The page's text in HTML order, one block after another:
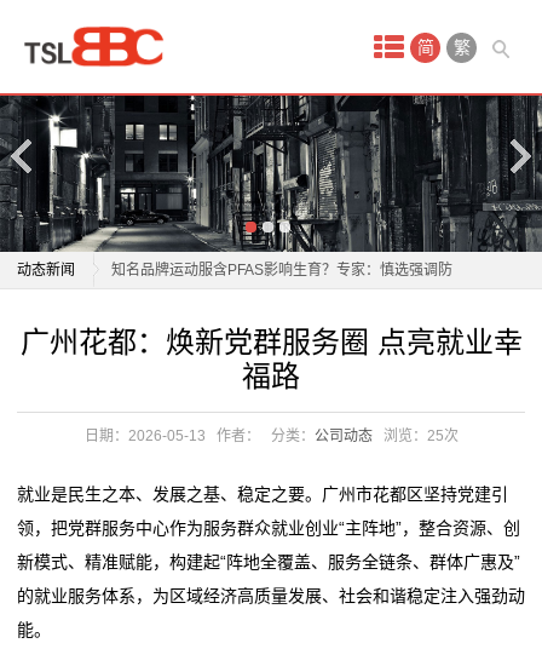
简 繁
动态新闻
广州花都：焕新党群服务圈 点亮就业幸福路
知名品牌运动服含PFAS影响生育？专家：慎选强调防
啄木鸟观察｜“用完即退”的演出服，谁来买单？
开服畅销 Top 6：流水 70 亿的大厂，做了款被骂的原神
Like
女子称花两万多元购买的LV羽绒服，仅穿3小时就掉色
了！门店：LV服装“不能出
女子称花两万多购买羽绒服，仅穿3小时掉色，门店回
应
知名品牌运动服含PFAS影响生育？专家：慎选强调防
啄木鸟观察｜“用完即退”的演出服，谁来买单？
Like
石化油服震荡行情，资金流向分化，估值处历史高位
女子称花两万多元购买的LV羽绒服，仅穿3小时就掉色
了！门店：LV服装“不能出
广州花都：焕新党群服务圈 点亮就业幸
福路
日期：2026-05-13 作者： 分类： 公司动态 浏览： 25次
就业是民生之本、发展之基、稳定之要。广州市花都区坚持党建引
领，把党群服务中心作为服务群众就业创业“主阵地”，整合资源、创
新模式、精准赋能，构建起“阵地全覆盖、服务全链条、群体广惠及”
的就业服务体系，为区域经济高质量发展、社会和谐稳定注入强劲动
能。
产
品
中